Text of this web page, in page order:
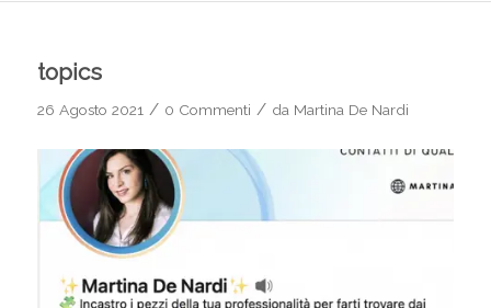
topics
26 Agosto 2021 / 0 Commenti / da Martina De Nardi